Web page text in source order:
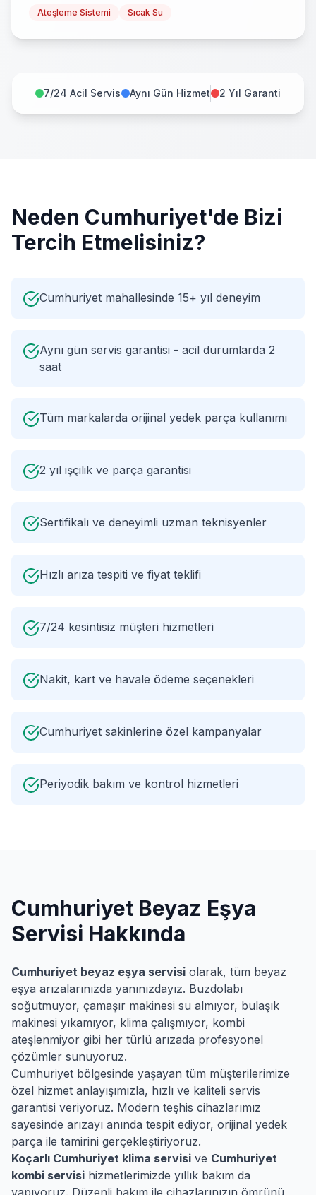
Ateşleme Sistemi Sıcak Su
7/24 Acil Servis Aynı Gün Hizmet 2 Yıl Garanti
Neden Cumhuriyet'de Bizi
Tercih Etmelisiniz?
Cumhuriyet mahallesinde 15+ yıl deneyim
Aynı gün servis garantisi - acil durumlarda 2
saat
Tüm markalarda orijinal yedek parça kullanımı
2 yıl işçilik ve parça garantisi
Sertifikalı ve deneyimli uzman teknisyenler
Hızlı arıza tespiti ve fiyat teklifi
7/24 kesintisiz müşteri hizmetleri
Nakit, kart ve havale ödeme seçenekleri
Cumhuriyet sakinlerine özel kampanyalar
Periyodik bakım ve kontrol hizmetleri
Cumhuriyet Beyaz Eşya
Servisi Hakkında
Cumhuriyet beyaz eşya servisi olarak, tüm beyaz
eşya arızalarınızda yanınızdayız. Buzdolabı
soğutmuyor, çamaşır makinesi su almıyor, bulaşık
makinesi yıkamıyor, klima çalışmıyor, kombi
ateşlenmiyor gibi her türlü arızada profesyonel
çözümler sunuyoruz.
Cumhuriyet bölgesinde yaşayan tüm müşterilerimize
özel hizmet anlayışımızla, hızlı ve kaliteli servis
garantisi veriyoruz. Modern teşhis cihazlarımız
sayesinde arızayı anında tespit ediyor, orijinal yedek
parça ile tamirini gerçekleştiriyoruz.
Koçarlı Cumhuriyet klima servisi ve Cumhuriyet
kombi servisi hizmetlerimizde yıllık bakım da
yapıyoruz. Düzenli bakım ile cihazlarınızın ömrünü